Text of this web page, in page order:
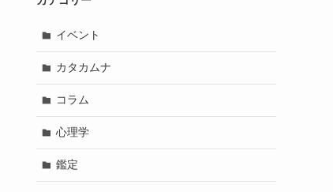
イベント
カタカムナ
コラム
心理学
鑑定